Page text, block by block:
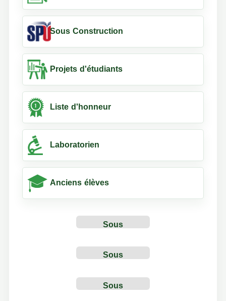
Sous Construction
Projets d'étudiants
Liste d'honneur
Laboratorien
Anciens élèves
Sous
Sous
Sous